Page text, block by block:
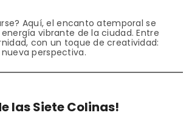
Aquí, el encanto atemporal se
vibrante de la ciudad. Entre
con un toque de creatividad:
perspectiva.
las Siete Colinas!